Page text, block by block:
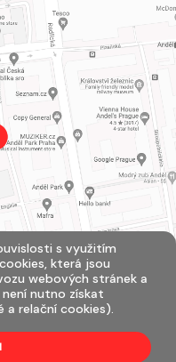
| Přihlásit
s využitím
která jsou
webových stránek a
nutno získat
relační cookies).